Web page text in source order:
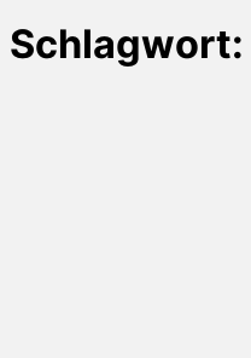
Schlagwort: